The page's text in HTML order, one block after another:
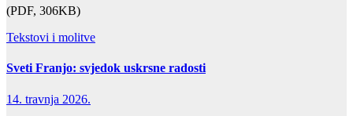
(PDF, 306KB)
Tekstovi i molitve
Sveti Franjo: svjedok uskrsne radosti
14. travnja 2026.